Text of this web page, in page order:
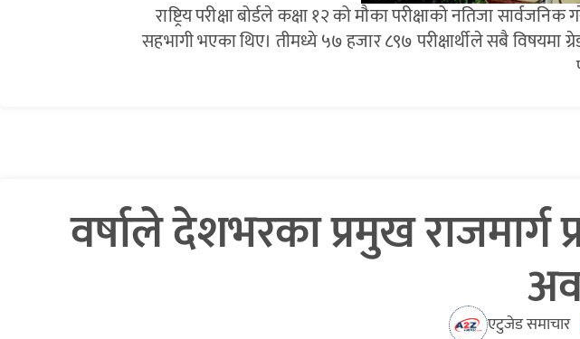
राष्ट्रिय परीक्षा बोर्डले कक्षा १२ को मौका परीक्षाको नतिजा
सहभागी भएका थिए। तीमध्ये ५७ हजार ८९७ परीक्षार्थीले सबै विषयमा ग्रेड
वर्षाले देशभरका प्रमुख
एटुजेड समाचार